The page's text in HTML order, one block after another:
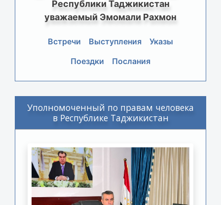
Республики Таджикистан
уважаемый Эмомали Рахмон
Встречи Выступления
Указы
Поездки
Послания
Уполномоченный по правам человека
в Республике Таджикистан